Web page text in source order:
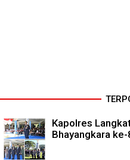
Kapolres
Bhayangkara